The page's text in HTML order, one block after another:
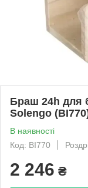
Браш 24h для
Solengo
В наявності
Код: BI770
2 246 ₴